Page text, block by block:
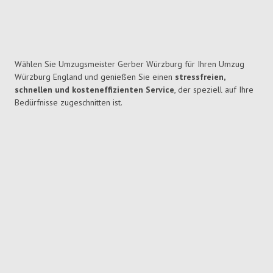
Wählen Sie Umzugsmeister Gerber Würzburg für Ihren Umzug
Würzburg England und genießen Sie einen stressfreien,
schnellen und kosteneffizienten Service, der speziell auf Ihre
Bedürfnisse zugeschnitten ist.